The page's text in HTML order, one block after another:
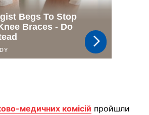
медичних комісій пройшли